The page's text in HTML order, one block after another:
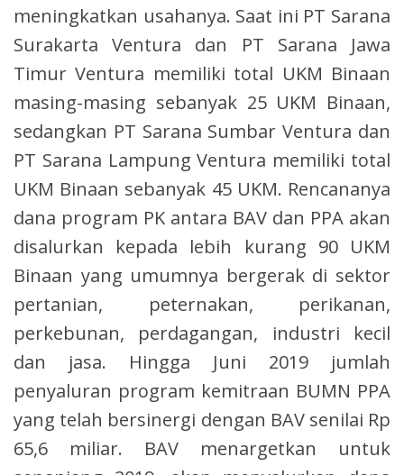
meningkatkan usahanya. Saat ini PT Sarana
Surakarta Ventura dan PT Sarana Jawa
Timur Ventura memiliki total UKM Binaan
masing-masing sebanyak 25 UKM Binaan,
sedangkan PT Sarana Sumbar Ventura dan
PT Sarana Lampung Ventura memiliki total
UKM Binaan sebanyak 45 UKM. Rencananya
dana program PK antara BAV dan PPA akan
disalurkan kepada lebih kurang 90 UKM
Binaan yang umumnya bergerak di sektor
pertanian, peternakan, perikanan,
perkebunan, perdagangan, industri kecil
dan jasa. Hingga Juni 2019 jumlah
penyaluran program kemitraan BUMN PPA
yang telah bersinergi dengan BAV senilai Rp
65,6 miliar. BAV menargetkan untuk